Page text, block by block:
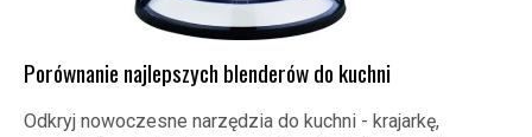
Porównanie najlepszych blenderów do kuchni
Odkryj nowoczesne narzędzia do kuchni - krajarkę,